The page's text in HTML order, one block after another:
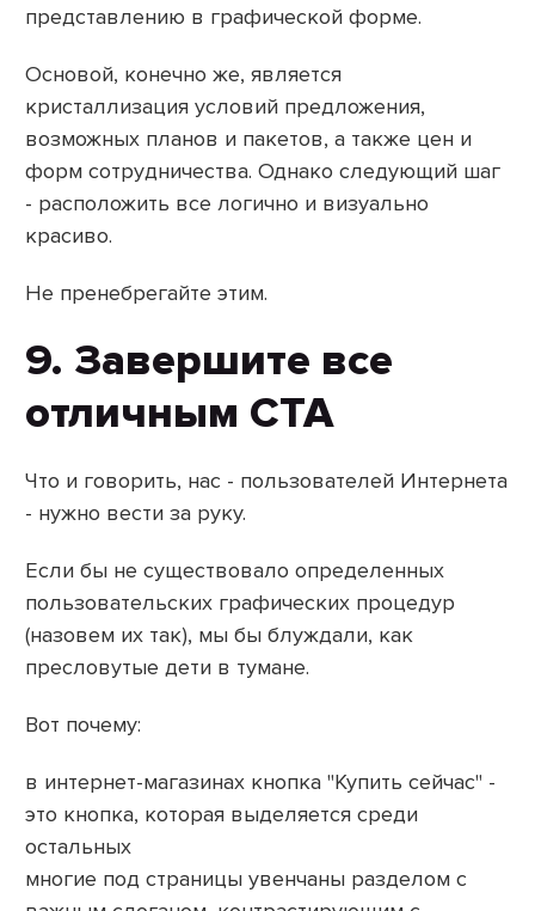
представлению в графической форме.
Основой, конечно же, является
кристаллизация условий предложения,
возможных планов и пакетов, а также цен и
форм сотрудничества. Однако следующий шаг
- расположить все логично и визуально
красиво.
Не пренебрегайте этим.
9. Завершите все
отличным CTA
Что и говорить, нас - пользователей Интернета
- нужно вести за руку.
Если бы не существовало определенных
пользовательских графических процедур
(назовем их так), мы бы блуждали, как
пресловутые дети в тумане.
Вот почему:
в интернет-магазинах кнопка "Купить сейчас" -
это кнопка, которая выделяется среди
остальных
многие под страницы увенчаны разделом с